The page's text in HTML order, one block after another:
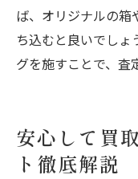
ば、オリジナルの
ち込むと良いでしょ
グを施すことで、査
安心して買
ト徹底解説